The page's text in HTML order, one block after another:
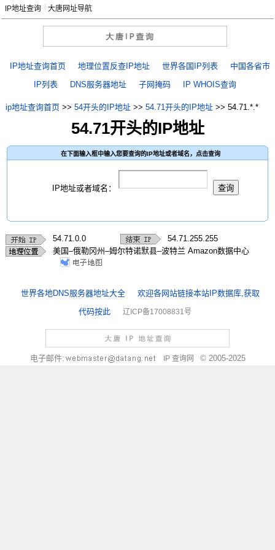
大唐网址导航
IP地址查询
IP地址查询首页 地理位置反查IP地址 世界各国IP列表
中国各省市
IP列表
DNS服务器地址 子网掩码 IP WHOIS查询
ip地址查询首页>> 54开头的IP地址>> 54.71开头的IP地址>> 54.71.*.*
54.71开头的IP地址
在下面输入框中输入您要查询的IP地址或者域名，点击查询
IP地址或者域名：
54.71.0.0
54.71.255.255
美国–俄勒冈州–姆尔特诺默县–波特兰 Amazon数据中心
世界各地DNS服务器地址大全
欢迎各网站链接本站IP数据库,获取
代码按此
辽ICP备17008831号
电子邮件: IP 查询网 © 2005-2025